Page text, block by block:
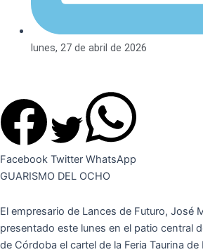
lunes, 27 de abril de 2026
Facebook Twitter WhatsApp
GUARISMO DEL OCHO
El empresario de Lances de Futuro, José
presentado este lunes en el patio central
de Córdoba el cartel de la Feria Taurina de